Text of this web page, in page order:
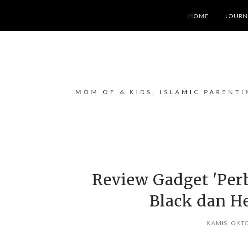
HOME
MOM OF 6 KIDS, ISLAMIC
Review Gadget
Black dan
KAMIS,